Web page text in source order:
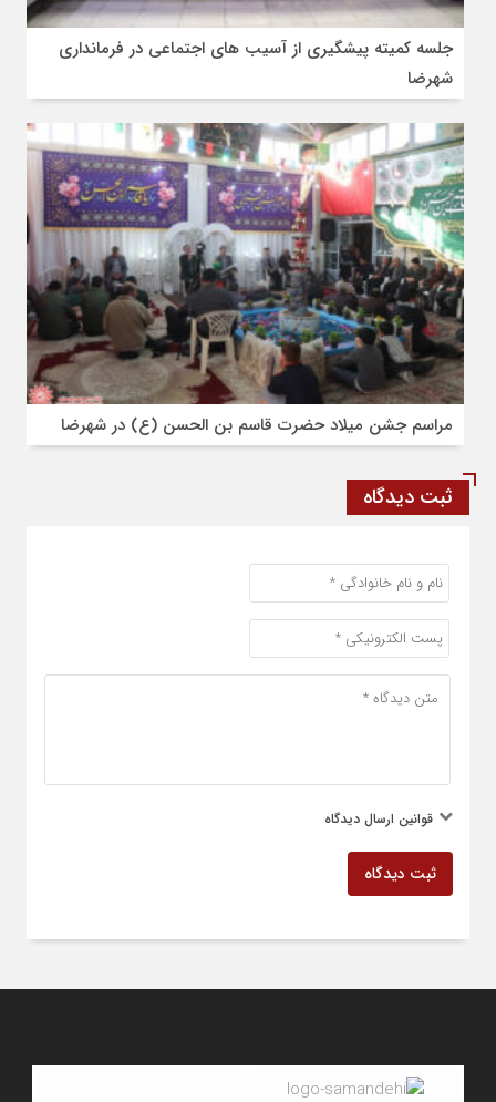
جلسه کمیته پیشگیری از آسیب های اجتماعی در فرمانداری
شهرضا
مراسم جشن میلاد حضرت قاسم بن الحسن (ع) در شهرضا
ثبت دیدگاه
قوانین ارسال دیدگاه
ثبت دیدگاه